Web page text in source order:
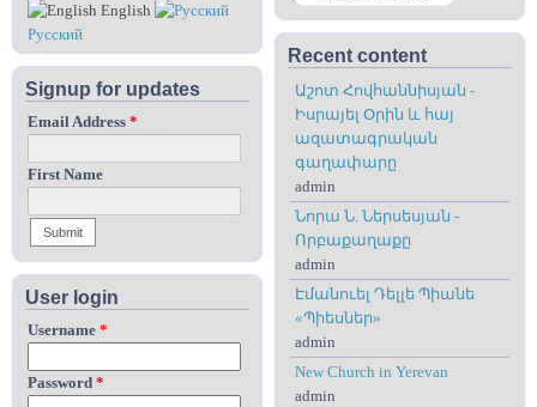
English
Русский
Signup for updates
Email Address *
First Name
User login
Username *
Password *
Recent content
Աշոտ Հովհաննիսյան -
Իսրայել Օրին և հայ
ազատագրական
գաղափարը
admin
Նորա Ն. Ներսեսյան -
Որբաքաղաքը
admin
Էմանուել Դելլե Պիանե
«Պիեսներ»
admin
New Church in Yerevan
admin